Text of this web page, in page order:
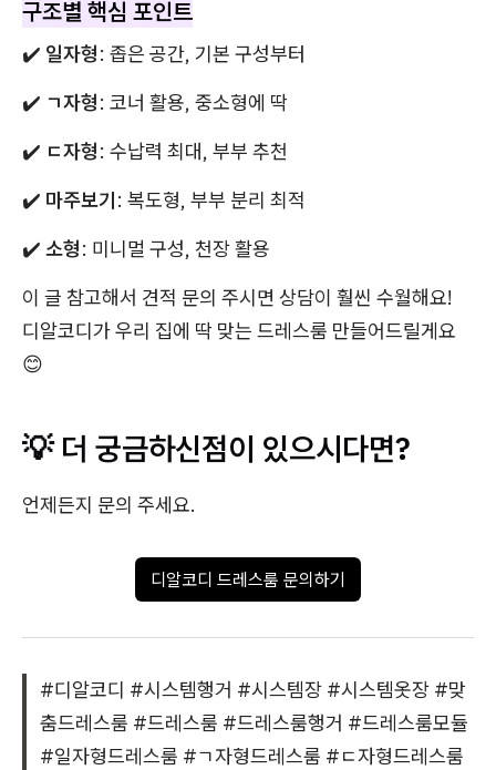
구조별 핵심 포인트
✔️ 일자형: 좁은 공간, 기본 구성부터
✔️ ㄱ자형: 코너 활용, 중소형에 딱
✔️ ㄷ자형: 수납력 최대, 부부 추천
✔️ 마주보기: 복도형, 부부 분리 최적
✔️ 소형: 미니멀 구성, 천장 활용
이 글 참고해서 견적 문의 주시면 상담이 훨씬 수월해요!
디알코디가 우리 집에 딱 맞는 드레스룸 만들어드릴게요
😊
💡 더 궁금하신점이 있으시다면?
언제든지 문의 주세요.
디알코디 드레스룸 문의하기
#디알코디 #시스템행거 #시스템장 #시스템옷장 #맞
춤드레스룸 #드레스룸 #드레스룸행거 #드레스룸모듈
#일자형드레스룸 #ㄱ자형드레스룸 #ㄷ자형드레스룸